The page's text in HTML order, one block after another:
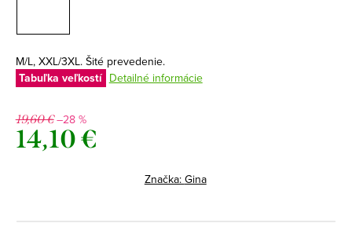
M/L, XXL/3XL. Šité prevedenie.
Tabuľka veľkostí Detailné informácie
19,60 €–28 %
14,10 €
Značka: Gina